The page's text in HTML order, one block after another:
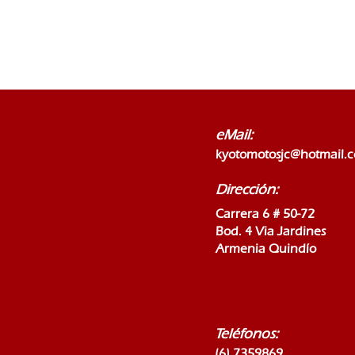
eMail:
Dirección:
Carrera 6 # 50-72
Bod. 4 Via Jardines
Armenia Quindío
Teléfonos: